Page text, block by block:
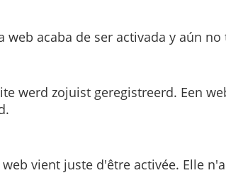
web acaba de ser activada y aún
werd zojuist geregistreerd. Een
web vient juste d'être activée. Elle